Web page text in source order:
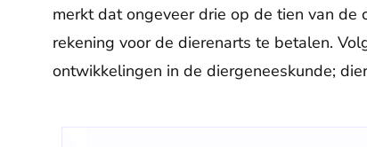
merkt dat ongeveer drie op de tien van
rekening voor de dierenarts te betalen.
ontwikkelingen in de diergeneeskunde;